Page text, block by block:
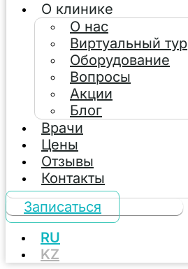
О клинике
О нас
Виртуальный тур
Оборудование
Вопросы
Акции
Блог
Врачи
Цены
Отзывы
Контакты
Записаться
RU
KZ